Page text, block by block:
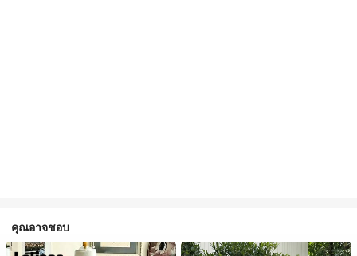
คุณอาจชอบ